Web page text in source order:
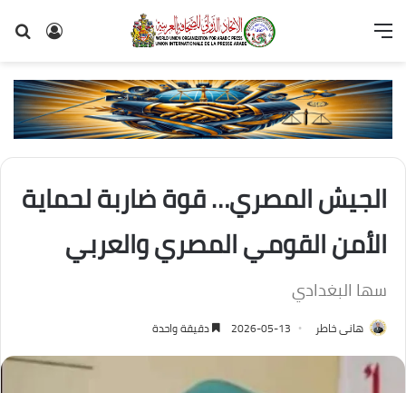
تسجيل
القائمة
الجيش المصري… قوة ضاربة لحماية
الأمن القومي المصري والعربي
سها البغدادي
هانى خاطر 2026-05-13 دقيقة واحدة